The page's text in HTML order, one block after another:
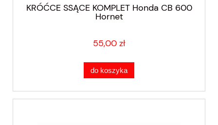
KRÓĆCE SSĄCE KOMPLET Honda CB 600
Hornet
55,00 zł
do koszyka